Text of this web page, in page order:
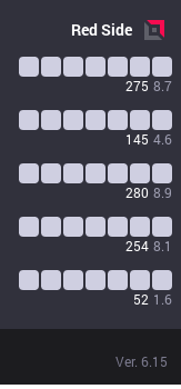
RedSide
275 8.7
145 4.6
280 8.9
254 8.1
52 1.6
Ver. 6.15